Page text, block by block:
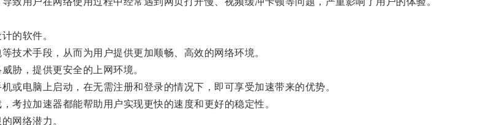
的软件。
术手段，从而为用户提供更加顺畅、高效的网络环境。
，提供更安全的上网环境。
电脑上启动，在无需注册和登录的情况下，即可享受加速带来的优势。
拉加速器都能帮助用户实现更快的速度和更好的稳定性。
网络潜力。